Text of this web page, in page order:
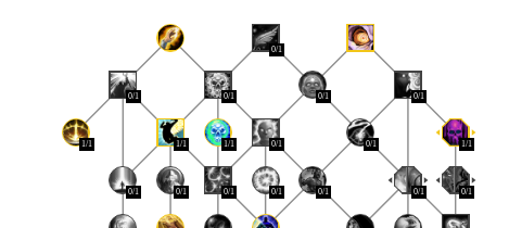
0/1
0/1 0/1 0/1 0/1
1/1 1/1 1/1 0/1 0/1 1/1
0/1 0/1 0/1 0/1 0/1 0/1 0/1